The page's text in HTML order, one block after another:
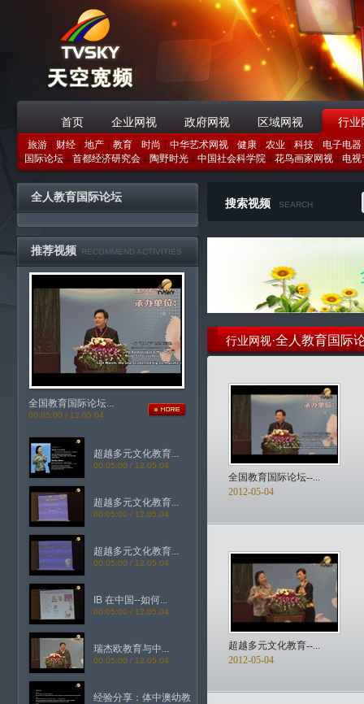
首页 企业网视 政府网视 区域网视 行业
战略合作伙伴
旅游 财经 地产 教育 时尚 中华艺术网视 健康 农业 科技
电子电器
国际论坛 | 首都经济研究会 | 陶野时光 | 中国社会科学院 | 花鸟画家网视 | 电视
全人教育国际论坛
推荐视频 RECOMMEND ACTIVITIES
全国教育国际论坛...
00:05:00 / 12.05.04
超越多元文化教育...
00:05:00 / 12.05.04
超越多元文化教育...
00:05:00 / 12.05.04
超越多元文化教育...
00:05:00 / 12.05.04
IB 在中国--如何...
00:05:00 / 12.05.04
瑞杰欧教育与中...
00:05:00 / 12.05.04
经验分享：体中澳幼教
搜索视频 SEARCH
行业网视·全人教育国际
全国教育国际论坛--...
2012-05-04
超越多元文化教育--...
2012-05-04